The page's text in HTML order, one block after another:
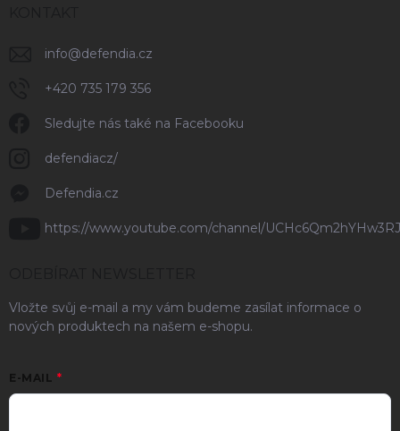
info@defendia.cz
+420 735 179 356
Sledujte nás také na Facebooku
defendiacz/
Defendia.cz
https://www.youtube.com/channel/
Vložte svůj e-mail a my vám budeme zasílat informace o
nových produktech na našem e-shopu.
E-MAIL